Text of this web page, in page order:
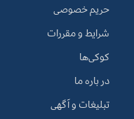
حریم خصوصی
شرایط و مقررات
کوکی‌ها
در باره ما
تبلیغات و آگهی